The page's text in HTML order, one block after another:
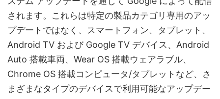
されます。これらは特定の製品カテゴリ専用のアッ
プデートではなく、スマートフォン、タブレット、
Android TV および Google TV デバイス、Android
Auto 搭載車両、Wear OS 搭載ウェアラブル、
Chrome OS 搭載コンピュータ/タブレットなど、さ
まざまなタイプのデバイスで利用可能なアップデー